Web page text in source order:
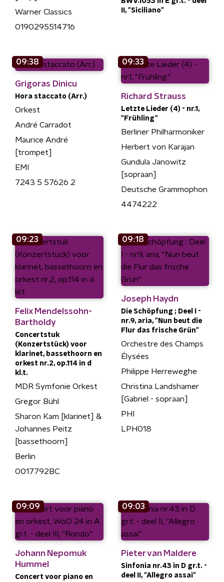
Warner Classics
0190295514716
II, "Siciliano"
09:38
Grigoras Dinicu
Hora staccato (Arr.)
Orkest
André Carradot
Maurice André
[trompet]
EMI
7243 5 57626 2
09:33
Richard Strauss
Letzte Lieder (4) - nr.1,
"Frühling"
Berliner Philharmoniker
Herbert von Karajan
Gundula Janowitz
[sopraan]
Deutsche Grammophon
4474222
09:23
Felix Mendelssohn-
Bartholdy
Concertstuk
(Konzertstück) voor
klarinet, bassethoorn en
orkest nr.2, op.114 in d
kl.t.
MDR Symfonie Orkest
Gregor Bühl
Sharon Kam [klarinet] &
Johannes Peitz
[bassethoorn]
Berlin
0017792BC
09:18
Joseph Haydn
Die Schöpfung ; Deel I -
nr.9, aria, "Nun beut die
Flur das frische Grün"
Orchestre des Champs
Élysées
Philippe Herreweghe
Christina Landshamer
[Gabriel - sopraan]
PHI
LPH018
09:09
Johann Nepomuk
Hummel
Concert voor piano en
09:03
Pieter van Maldere
Sinfonia nr.43 in D gr.t. -
deel II, "Allegro assai"